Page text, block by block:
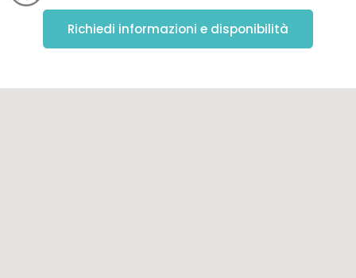
Richiedi informazioni e disponibilità